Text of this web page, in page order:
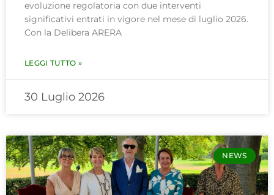
evoluzione regolatoria con due interventi
significativi entrati in vigore nel mese di luglio 2026.
Con la Delibera ARERA
LEGGI TUTTO »
30 Luglio 2026
NEWS